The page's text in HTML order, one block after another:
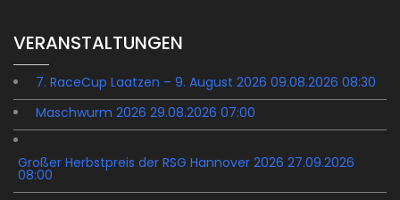
VERANSTALTUNGEN
7. RaceCup Laatzen – 9. August 2026 09.08.2026 08:30
Maschwurm 2026 29.08.2026 07:00
Großer Herbstpreis der RSG Hannover 2026 27.09.2026
08:00